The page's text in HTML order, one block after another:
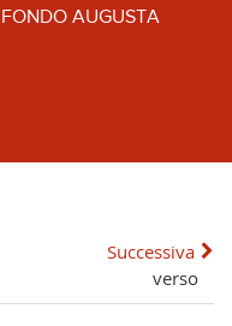
FONDO AUGUSTA
Successiva
verso